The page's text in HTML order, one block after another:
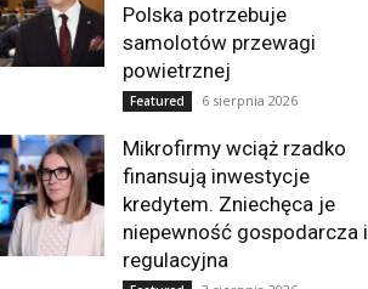
Polska potrzebuje
samolotów przewagi
powietrznej
Featured 6 sierpnia 2026
Mikrofirmy wciąż rzadko
finansują inwestycje
kredytem. Zniechęca je
niepewność gospodarcza i
regulacyjna